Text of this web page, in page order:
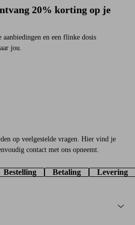
20% korting op je
en een flinke dosis
jou.
op veelgestelde vragen. Hier vind je
contact met ons opneemt.
Bestelling Betaling Levering